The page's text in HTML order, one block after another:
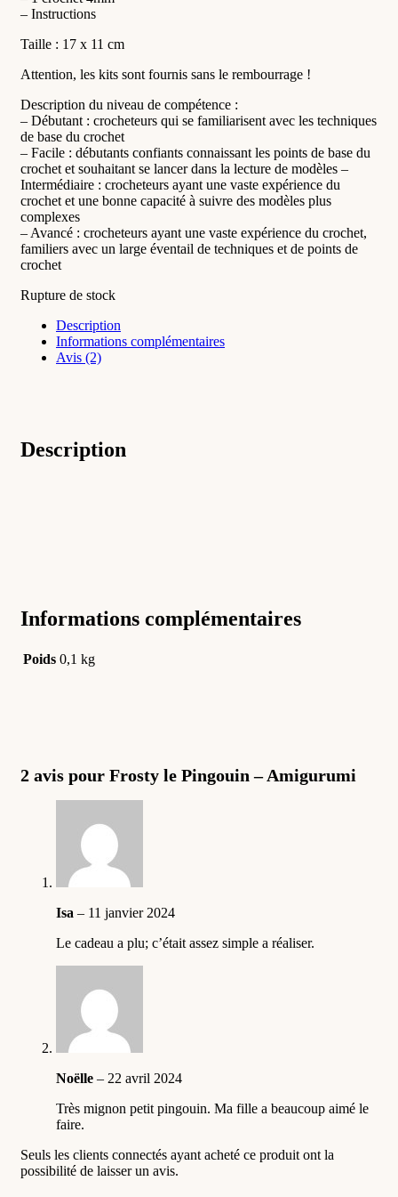
– Instructions
Taille : 17 x 11 cm
Attention, les kits sont fournis sans le rembourrage !
Description du niveau de compétence :
– Débutant : crocheteurs qui se familiarisent avec les techniques
de base du crochet
– Facile : débutants confiants connaissant les points de base du
crochet et souhaitant se lancer dans la lecture de modèles –
Intermédiaire : crocheteurs ayant une vaste expérience du
crochet et une bonne capacité à suivre des modèles plus
complexes
– Avancé : crocheteurs ayant une vaste expérience du crochet,
familiers avec un large éventail de techniques et de points de
crochet
Rupture de stock
Description
Informations complémentaires
Avis (2)
Description
Informations complémentaires
Poids 0,1 kg
2 avis pour Frosty le Pingouin – Amigurumi
Isa – 11 janvier 2024
Le cadeau a plu; c’était assez simple a réaliser.
Noëlle – 22 avril 2024
Très mignon petit pingouin. Ma fille a beaucoup aimé le
faire.
Seuls les clients connectés ayant acheté ce produit ont la
possibilité de laisser un avis.